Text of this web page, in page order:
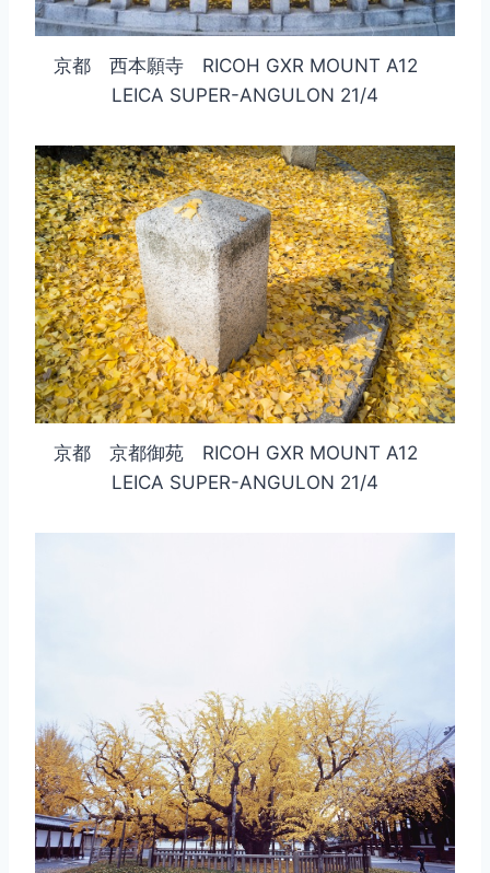
京都 西本願寺 RICOH GXR MOUNT A12
LEICA SUPER-ANGULON 21/4
京都 京都御苑 RICOH GXR MOUNT A12
LEICA SUPER-ANGULON 21/4